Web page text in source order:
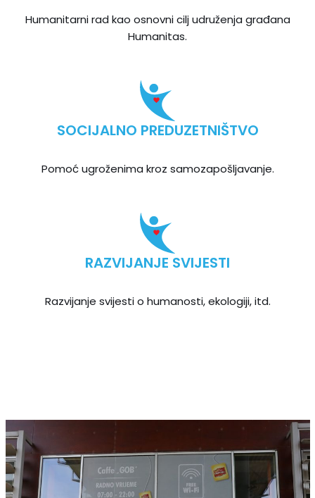
Humanitarni rad kao osnovni cilj udruženja građana
Humanitas.
SOCIJALNO PREDUZETNIŠTVO
Pomoć ugroženima kroz samozapošljavanje.
RAZVIJANJE SVIJESTI
Razvijanje svijesti o humanosti, ekologiji, itd.